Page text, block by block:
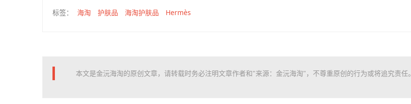
标签： 海淘 护肤品 海淘护肤品 Hermès
本文是金沅海淘的原创文章，请转载时务必注明文章作者和"来源：金沅海淘"，不尊重原创的行为或将追究责任。